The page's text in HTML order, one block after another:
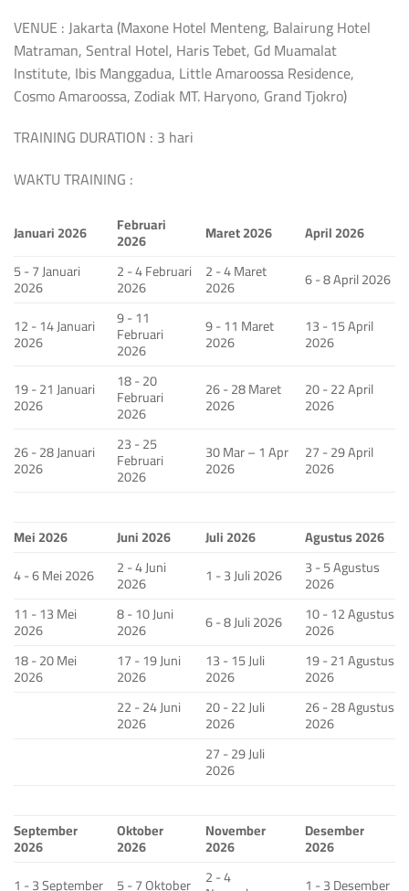
VENUE : Jakarta (Maxone Hotel Menteng, Balairung Hotel
Matraman, Sentral Hotel, Haris Tebet, Gd Muamalat
Institute, Ibis Manggadua, Little Amaroossa Residence,
Cosmo Amaroossa, Zodiak MT. Haryono, Grand Tjokro)
TRAINING DURATION : 3 hari
WAKTU TRAINING :
Januari 2026 Februari
2026 Maret 2026
April 2026
5 - 7 Januari
2026
2 - 4 Februari
2026
2 - 4 Maret
2026
6 - 8 April 2026
12 - 14 Januari
2026
9 - 11
Februari
2026
9 - 11 Maret
2026
13 - 15 April
2026
19 - 21 Januari
2026
18 - 20
Februari
2026
26 - 28 Maret
2026
20 - 22 April
2026
26 - 28 Januari
2026
23 - 25
Februari
2026
30 Mar – 1 Apr
2026
27 - 29 April
2026
Mei 2026 Juni 2026 Juli 2026
Agustus 2026
4 - 6 Mei 2026
2 - 4 Juni
2026 1 - 3 Juli 2026 3 - 5 Agustus
2026
11 - 13 Mei
2026
8 - 10 Juni
2026 6 - 8 Juli 2026 10 - 12 Agustus
2026
18 - 20 Mei
2026
17 - 19 Juni
2026
13 - 15 Juli
2026
19 - 21 Agustus
2026
22 - 24 Juni
2026
20 - 22 Juli
2026
26 - 28 Agustus
2026
27 - 29 Juli
2026
September
2026
Oktober
2026
November
2026
Desember
2026
1 - 3 September 5 - 7 Oktober 2 - 4 1 - 3 Desember